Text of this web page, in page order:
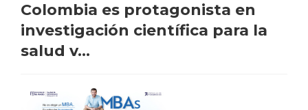
Colombia es protagonista en
investigación científica para la
salud v...